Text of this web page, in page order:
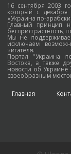
16 сентября 2003
который с
«Украина по-
Главный принцип
Мы не
исключаем
читателя.
Портал "Украина
Востока, а также
новости об Украине
своеобразным
Главная